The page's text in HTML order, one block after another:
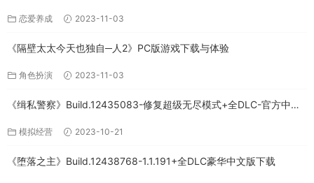
恋爱养成 2023-11-03
《隔壁太太今天也独自─人2》PC版游戏下载与体验
角色扮演 2023-11-03
《缉私警察》Build.12435083-修复超级无尽模式+全DLC-官方中文-
模拟经营 2023-10-21
《堕落之主》Build.12438768-1.1.191+全DLC豪华中文版下载